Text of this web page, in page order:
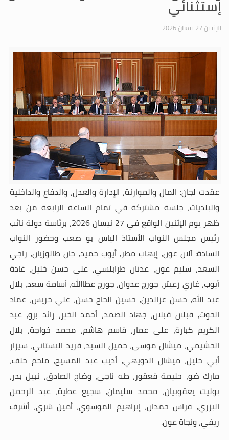
إستثنائي
الإثنين 27 نيسان 2026
عقدت لجان: المال والموازنة، الإدارة والعدل، والدفاع والداخلية
والبلديات، جلسة مشتركة في تمام الساعة الرابعة من بعد
ظهر يوم الإثنين الواقع في 27 نيسان 2026، برئاسة دولة نائب
رئيس مجلس النواب الأستاذ الياس بو صعب وحضور النواب
السادة:آلان عون، إيهاب مطر، أيوب حميد، جان طالوزيان، راجي
السعد، سليم عون، عدنان طرابلسي، علي حسن خليل، غادة
أيوب، غازي زعيتر، جورج عدوان، جورج عطاالله،أسامة سعد، بلال
عبد الله، حسن عزالدين، حسين الحاج حسن، علي خريس، عماد
الحوت، قبلان قبلان، جهاد الصمد، أحمد الخير، رائد برو، عبد
الكريم كبارة، علي عمار، قاسم هاشم، محمد خواجة، بلال
الحشيمي، ميشال موسى، جميل السيد، فريد البستاني، سيزار
أبي خليل، ميشال الدويهي، أديب عبد المسيح، ملحم خلف،
مارك ضو، حليمة قعقور، طه ناجي، وضاح الصادق، نبيل بدر،
بوليت يعقوبيان، محمد سليمان، سجيع عطية،عبد الرحمن
البزري، فراس حمدان، إبراهيم الموسوي، أمين شري، أشرف
ريفي، ونجاة عون.